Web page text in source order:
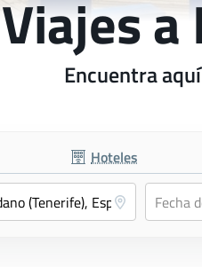
Viajes a
Encuentra
Hoteles